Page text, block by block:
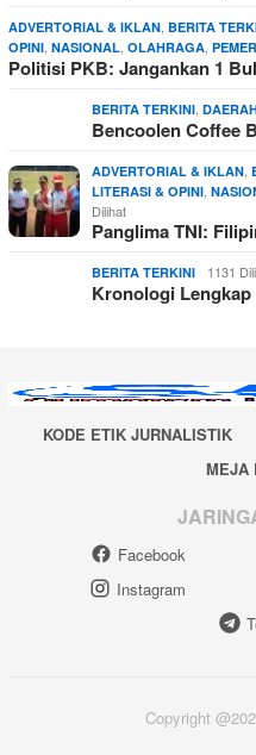
ADVERTORIAL & IKLAN BERITA
OPINI NASIONAL OLAHRAGA
Politisi PKB: Jangankan 1
BERITA TERKINI
Bencoolen Coffee
ADVERTORIAL & IKLAN
LITERASI & OPINI
Dilihat
Panglima TNI:
BERITA TERKINI 1131
Kronologi
KODE ETIK JURNALISTIK
MEJA
Facebook
Instagram
Copyright